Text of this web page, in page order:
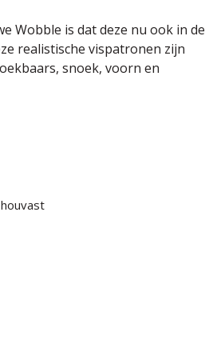
Wobble is dat deze nu ook in de
realistische vispatronen zijn
snoek, voorn en